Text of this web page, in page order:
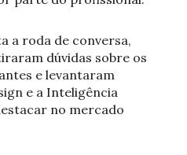
a roda de conversa,
dúvidas sobre os
e levantaram
e a Inteligência
no mercado